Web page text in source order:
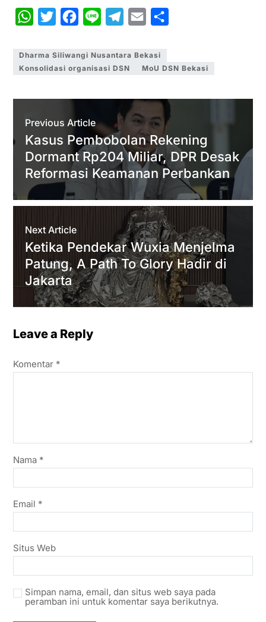
W
a
t
p
p
i
t
r
c
e
o
k
n
e
l
e
a
m
a
i
r
Dharma Siliwangi Nusantara Bekasi
Konsolidasi organisasi DSN
MoU DSN Bekasi
Previous Article
Kasus Pembobolan Rekening
Dormant Rp204 Miliar, DPR Desak
Reformasi Keamanan Perbankan
Next Article
Ketika Pendekar Wuxia Menjelma
Patung, A Path To Glory Hadir di
Jakarta
Leave a Reply
Komentar *
Nama *
Email *
Situs Web
Simpan nama, email, dan situs web saya pada
peramban ini untuk komentar saya berikutnya.